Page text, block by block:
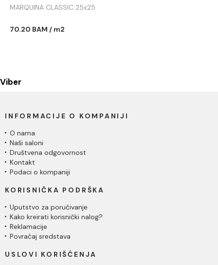
MARQUINA CLASSIC 25x25
70.20 BAM / m2
Viber
INFORMACIJE O KOMPANIJI
O nama
Naši saloni
Društvena odgovornost
Kontakt
Podaci o kompaniji
KORISNIČKA PODRŠKA
Uputstvo za poručivanje
Kako kreirati korisnički nalog?
Reklamacije
Povraćaj sredstava
USLOVI KORIŠĆENJA